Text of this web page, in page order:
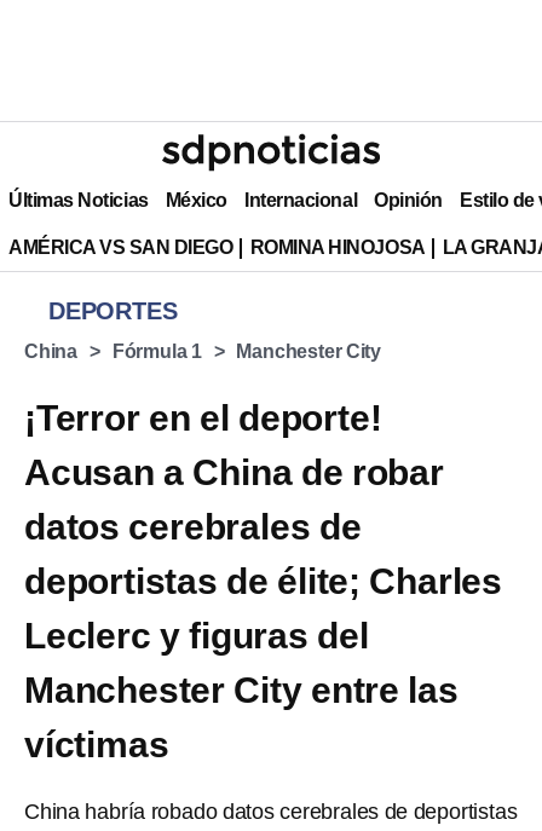
Últimas Noticias México Internacional Opinión Estilo de
AMÉRICA VS SAN DIEGO ROMINA HINOJOSA LA
DEPORTES
China Fórmula 1 Manchester City
¡Terror en el deporte!
Acusan a China de robar
datos cerebrales de
deportistas de élite; Charles
Leclerc y figuras del
Manchester City entre las
víctimas
China habría robado datos cerebrales de deportistas